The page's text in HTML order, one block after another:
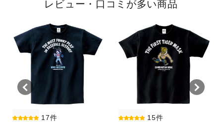
レビュー・口コミが多い商品
17件
15件